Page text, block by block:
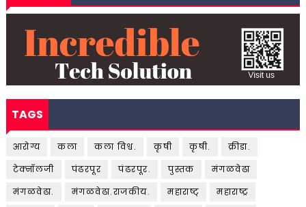
TAGS
आरोग्य कला कला विश्व. कृषी कृषी.
क्रीडा.
टेक्नॉलजी
पंढरपूर पंढरपूर. पुस्तक
मंगळवेढा
मंगळवेढा.
मंगळवेढा.राजकीय. महाराष्ट्
महाराष्ट्र